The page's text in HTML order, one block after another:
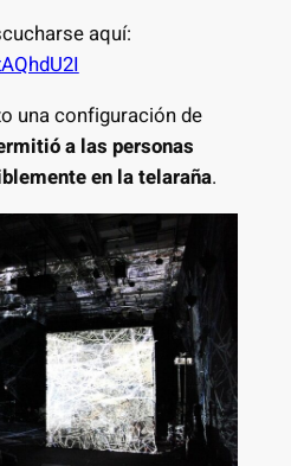
aquí:
una configuración de
a las personas
en la telaraña.